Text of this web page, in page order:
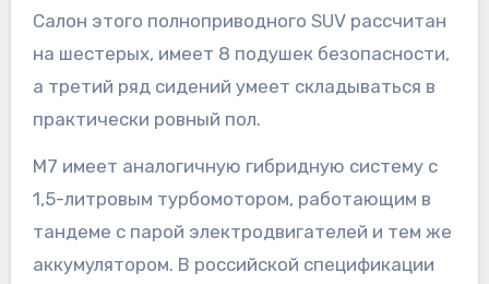
Салон этого полноприводного SUV рассчитан
на шестерых, имеет 8 подушек безопасности,
а третий ряд сидений умеет складываться в
практически ровный пол.
M7 имеет аналогичную гибридную систему с
1,5-литровым турбомотором, работающим в
тандеме с парой электродвигателей и тем же
аккумулятором. В российской спецификации